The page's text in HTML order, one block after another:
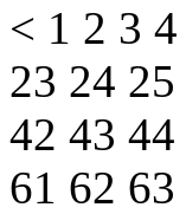
< 1 2 3 4
23 24 25
42 43 44
61 62 63